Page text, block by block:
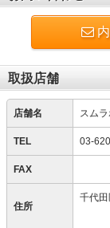
内
取扱店舗
店舗名 スム
TEL 03-
FAX
住所
千代